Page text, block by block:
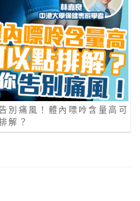
別痛風！體內嘌呤含量高可
解？